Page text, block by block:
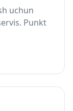
uchun
Punkt